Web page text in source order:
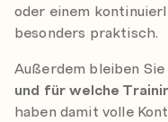
oder einem
besonders praktisch.
Außerdem bleiben
und für welche
haben damit volle